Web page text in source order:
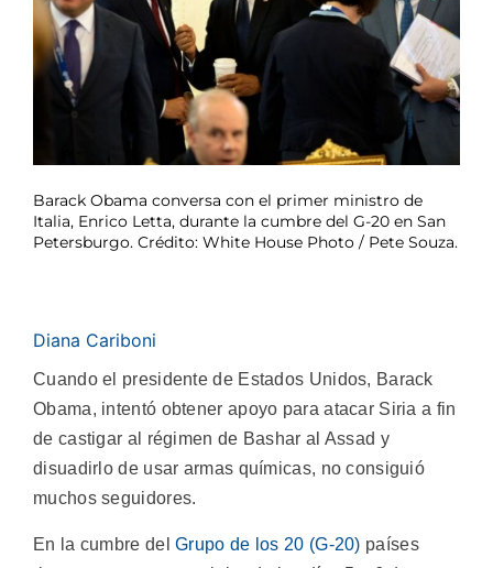
Barack Obama conversa con el primer ministro de
Italia, Enrico Letta, durante la cumbre del G-20 en San
Petersburgo. Crédito: White House Photo / Pete Souza.
Diana Cariboni
Cuando el presidente de Estados Unidos, Barack
Obama, intentó obtener apoyo para atacar Siria a fin
de castigar al régimen de Bashar al Assad y
disuadirlo de usar armas químicas, no consiguió
muchos seguidores.
En la cumbre delGrupo de los 20 (G-20) países